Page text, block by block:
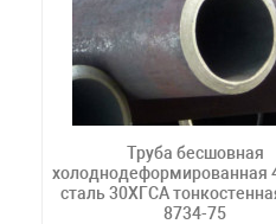
Труба бесшовная
холоднодеформированная
сталь 30ХГСА
8734-75